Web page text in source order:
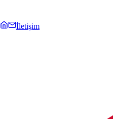
İletişim